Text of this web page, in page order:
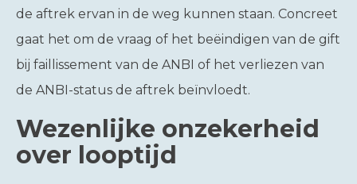
de aftrek ervan in de weg kunnen staan. Concreet
gaat het om de vraag of het beëindigen van de gift
bij faillissement van de ANBI of het verliezen van
de ANBI-status de aftrek beïnvloedt.
Wezenlijke onzekerheid
over looptijd